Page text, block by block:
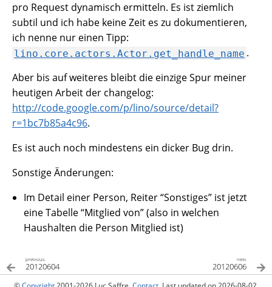
pro Request dynamisch ermitteln. Es ist ziemlich
subtil und ich habe keine Zeit es zu dokumentieren,
ich nenne nur einen Tipp:
lino.core.actors.Actor.get_handle_name .
Aber bis auf weiteres bleibt die einzige Spur meiner
heutigen Arbeit der changelog:
http://code.google.com/p/lino/source/detail?
r=1bc7b85a4c96.
Es ist auch noch mindestens ein dicker Bug drin.
Sonstige Änderungen:
Im Detail einer Person, Reiter “Sonstiges” ist jetzt
eine Tabelle “Mitglied von” (also in welchen
Haushalten die Person Mitglied ist)
previous
20120604
next
20120606